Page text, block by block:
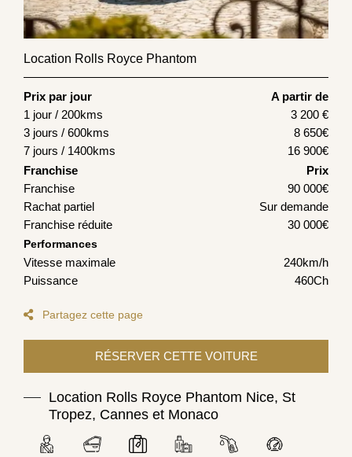
Location Rolls Royce Phantom
Prix par jour
A partir de
1 jour / 200kms
3 200 €
3 jours / 600kms
8 650€
7 jours / 1400kms
16 900€
Franchise
Prix
Franchise
90 000€
Rachat partiel
Sur demande
Franchise réduite
30 000€
Performances
Vitesse maximale
240km/h
Puissance
460Ch
Partagez cette page
Location Rolls Royce Phantom Nice, St
Tropez, Cannes et Monaco